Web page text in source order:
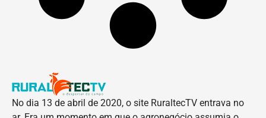
No dia 13 de abril de 2020, o site RuraltecTV entrava no